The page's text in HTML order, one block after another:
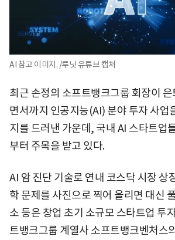
AI 참고 이미지. /루닛 유튜브 캡처
최근 손정의 소프트뱅크그룹 회장이
면서까지 인공지능(AI) 분야 투자 사업
지를 드러낸 가운데, 국내 AI 스타트업
부터 주목을 받고 있다.
AI 암 진단 기술로 연내 코스닥 시장 상
학 문제를 사진으로 찍어 올리면 대신
소 등은 창업 초기 소규모 스타트업 투
트뱅크그룹 계열사 소프트뱅크벤처스